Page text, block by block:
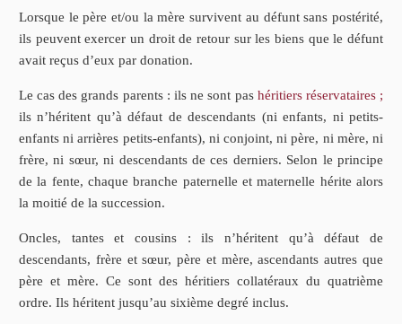
Lorsque le père et/ou la mère survivent au défunt sans postérité,
ils peuvent exercer un droit de retour sur les biens que le défunt
avait reçus d’eux par donation.
Le cas des grands parents : ils ne sont pas héritiers réservataires ;
ils n’héritent qu’à défaut de descendants (ni enfants, ni petits-
enfants ni arrières petits-enfants), ni conjoint, ni père, ni mère, ni
frère, ni sœur, ni descendants de ces derniers. Selon le principe
de la fente, chaque branche paternelle et maternelle hérite alors
la moitié de la succession.
Oncles, tantes et cousins : ils n’héritent qu’à défaut de
descendants, frère et sœur, père et mère, ascendants autres que
père et mère. Ce sont des héritiers collatéraux du quatrième
ordre. Ils héritent jusqu’au sixième degré inclus.